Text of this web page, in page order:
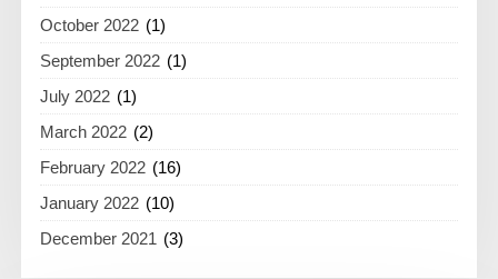
October 2022 (1)
September 2022 (1)
July 2022 (1)
March 2022 (2)
February 2022 (16)
January 2022 (10)
December 2021 (3)